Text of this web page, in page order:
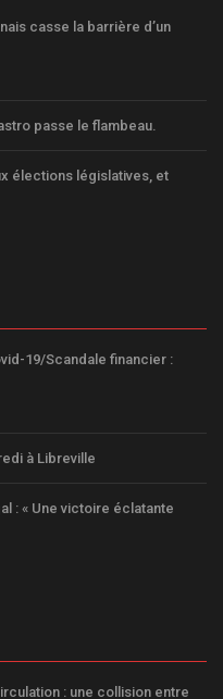
casse la barrière d’un
passe le flambeau.
élections législatives, et
19/Scandale financier :
à Libreville
: « Une victoire éclatante
: une collision entre